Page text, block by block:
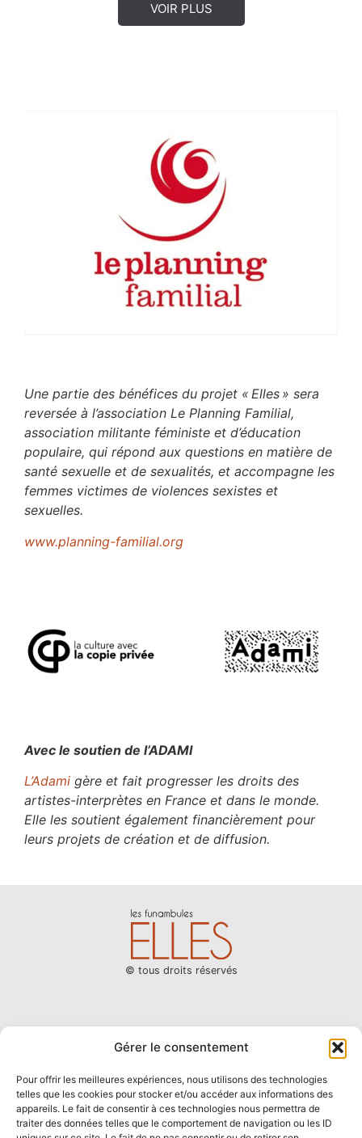
Gérer le consentement
Pour offrir les meilleures expériences, nous utilisons des technologies
telles que les cookies pour stocker et/ou accéder aux informations des
appareils. Le fait de consentir à ces technologies nous permettra de
traiter des données telles que le comportement de navigation ou les ID
VOIR PLUS
Une partie des bénéfices du projet « Elles » sera
reversée à l’association Le Planning Familial,
association militante féministe et d’éducation
populaire, qui répond aux questions en matière de
santé sexuelle et de sexualités, et accompagne les
femmes victimes de violences sexistes et
sexuelles.
www.planning-familial.org
Avec le soutien de l’ADAMI
L’Adami gère et fait progresser les droits des
artistes-interprètes en France et dans le monde.
Elle les soutient également financièrement pour
leurs projets de création et de diffusion.
© tous droits réservés
CHANSONS D’AMOUR(S)
BOUTIQUE
VOIR LE SITE DES CHANSONS D'AMOUR(S)